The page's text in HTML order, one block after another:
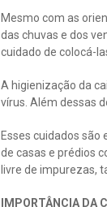
Mesmo com as
das chuvas e dos
cuidado de colocá-
A higienização da
vírus. Além dessas
Esses cuidados
de casas e prédios
livre de impurezas,
IMPORTÂNCIA DA